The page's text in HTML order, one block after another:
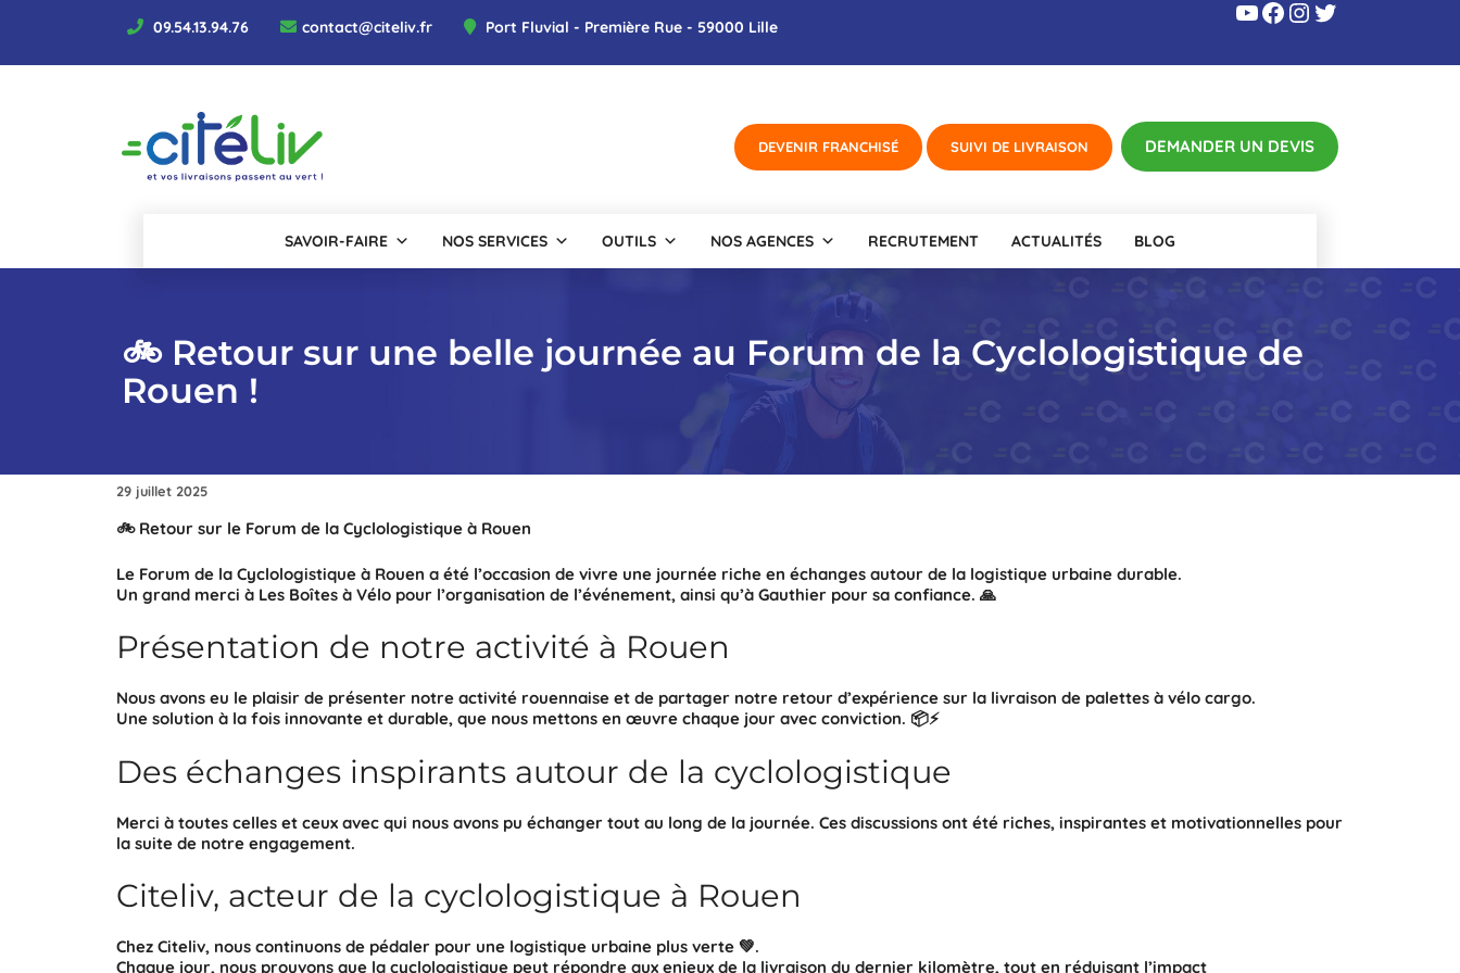
09.54.13.94.76 contact@citeliv.fr Port Fluvial - Première Rue - 59000 Lille YouTube
Facebook
Instagram
Twitter
SAVOIR-FAIRE NOS SERVICES OUTILS NOS AGENCES RECRUTEMENT ACTUALITÉS BLOG
🚲 Retour sur une belle journée au Forum de la Cyclologistique de
Rouen !
29 juillet 2025
🚲 Retour sur le Forum de la Cyclologistique à Rouen
Le Forum de la Cyclologistique à Rouen a été l’occasion de vivre une journée riche en échanges autour de la logistique urbaine durable.
Un grand merci à Les Boîtes à Vélo pour l’organisation de l’événement, ainsi qu’à Gauthier pour sa confiance. 🙏
Présentation de notre activité à Rouen
Nous avons eu le plaisir de présenter notre activité rouennaise et de partager notre retour d’expérience sur la livraison de palettes à vélo cargo.
Une solution à la fois innovante et durable, que nous mettons en œuvre chaque jour avec conviction. 📦⚡
Des échanges inspirants autour de la cyclologistique
Merci à toutes celles et ceux avec qui nous avons pu échanger tout au long de la journée. Ces discussions ont été riches, inspirantes et motivationnelles pour
la suite de notre engagement.
Citeliv, acteur de la cyclologistique à Rouen
Chez Citeliv, nous continuons de pédaler pour une logistique urbaine plus verte 💚.
Chaque jour, nous prouvons que la cyclologistique peut répondre aux enjeux de la livraison du dernier kilomètre, tout en réduisant l’impact